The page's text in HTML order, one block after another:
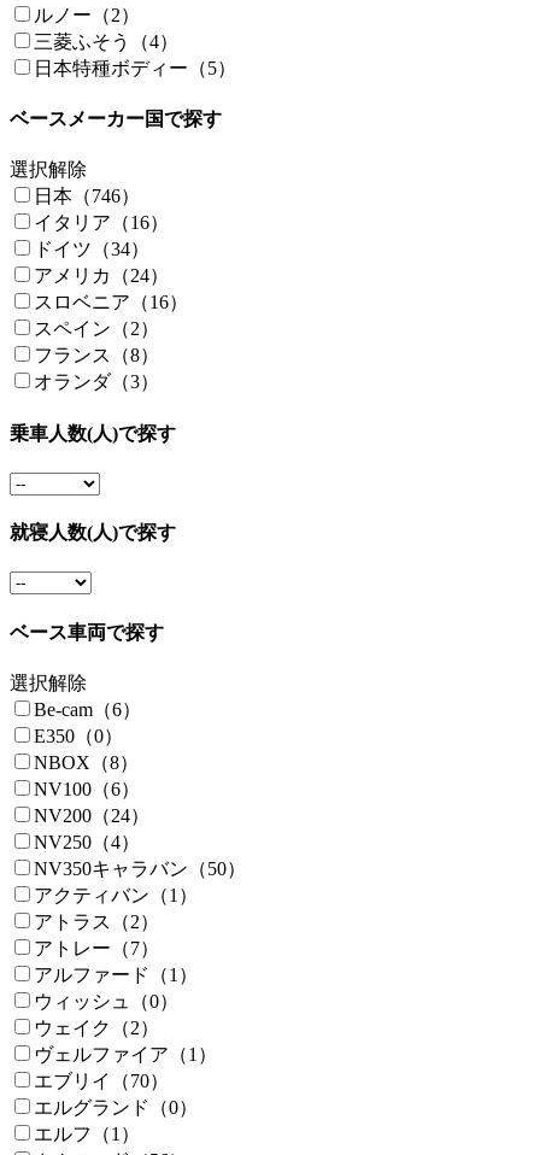
ルノー（2）
三菱ふそう（4）
日本特種ボディー（5）
ベースメーカー国で探す
選択解除
日本（746）
イタリア（16）
ドイツ（34）
アメリカ（24）
スロベニア（16）
スペイン（2）
フランス（8）
オランダ（3）
乗車人数(人)で探す
就寝人数(人)で探す
ベース車両で探す
選択解除
Be-cam（6）
E350（0）
NBOX（8）
NV100（6）
NV200（24）
NV250（4）
NV350キャラバン（50）
アクティバン（1）
アトラス（2）
アトレー（7）
アルファード（1）
ウィッシュ（0）
ウェイク（2）
ヴェルファイア（1）
エブリイ（70）
エルグランド（0）
エルフ（1）